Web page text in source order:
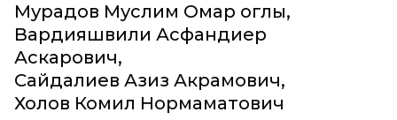
Мурадов Муслим Омар оглы,
Вардияшвили Асфандиер
Аскарович,
Сайдалиев Азиз Акрамович,
Холов Комил Нормаматович